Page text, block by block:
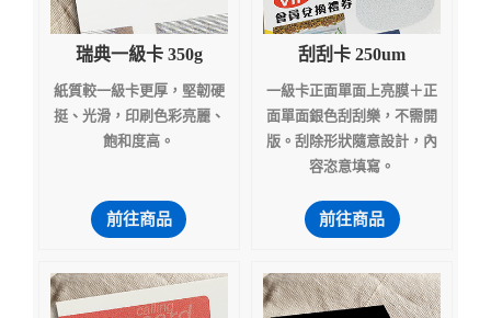
瑞典一級卡 350g
紙質較一級卡更厚，堅韌硬
挺、光滑，印刷色彩亮麗、
飽和度高。
前往商品
刮刮卡 250um
一級卡正面單面上亮膜＋正
面單面銀色刮刮樂，不需開
版。刮除形狀隨意設計，內
容恣意填寫。
前往商品